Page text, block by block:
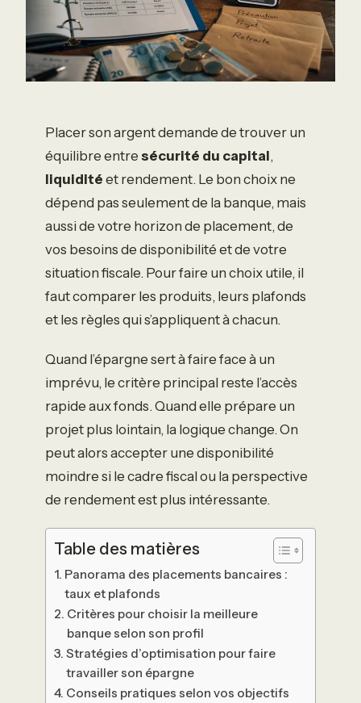
Placer son argent demande de trouver un
équilibre entre sécurité du capital,
liquidité et rendement. Le bon choix ne
dépend pas seulement de la banque, mais
aussi de votre horizon de placement, de
vos besoins de disponibilité et de votre
situation fiscale. Pour faire un choix utile, il
faut comparer les produits, leurs plafonds
et les règles qui s’appliquent à chacun.
Quand l’épargne sert à faire face à un
imprévu, le critère principal reste l’accès
rapide aux fonds. Quand elle prépare un
projet plus lointain, la logique change. On
peut alors accepter une disponibilité
moindre si le cadre fiscal ou la perspective
de rendement est plus intéressante.
Table des matières
Panorama des placements bancaires :
taux et plafonds
Critères pour choisir la meilleure
banque selon son profil
Stratégies d’optimisation pour faire
travailler son épargne
Conseils pratiques selon vos objectifs